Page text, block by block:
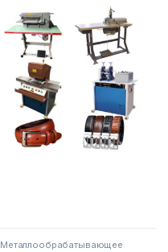
Металлообрабатывающее